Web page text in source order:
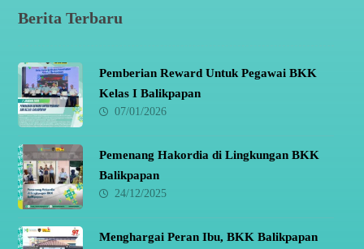
Berita Terbaru
Pemberian Reward Untuk Pegawai BKK
Kelas I Balikpapan
07/01/2026
Pemenang Hakordia di Lingkungan BKK
Balikpapan
24/12/2025
Menghargai Peran Ibu, BKK Balikpapan